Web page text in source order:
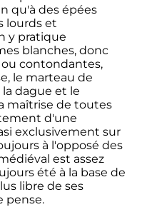
qu'à des épées
lourds et
y pratique
blanches, donc
contondantes,
le marteau de
la dague et le
maîtrise de toutes
d'une
exclusivement sur
à l'opposé des
est assez
été à la base de
libre de ses
pense.